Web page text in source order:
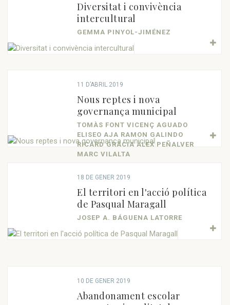
Diversitat i convivència
intercultural
GEMMA PINYOL-JIMÉNEZ
11 D’ABRIL 2019
Nous reptes i nova
governança municipal
TOMÀS FONT VICENÇ AGUADO
ELISEO AJA RAMON GALINDO
RICARD GRÀCIA ÀLEX PEÑALVER
MARC VILALTA
18 DE GENER 2019
El territori en l'acció política
de Pasqual Maragall
JOSEP A. BÁGUENA LATORRE
10 DE GENER 2019
Abandonament escolar